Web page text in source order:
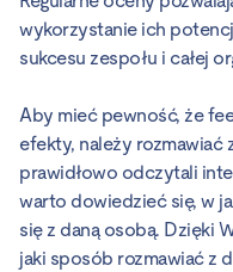
wykorzystanie ich
sukcesu zespołu i całej
Aby mieć pewność, że
efekty, należy rozmawiać
prawidłowo odczytali
warto dowiedzieć się, w
się z daną osobą. Dzięki
jaki sposób rozmawiać z